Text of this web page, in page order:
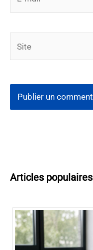
Articles populaires